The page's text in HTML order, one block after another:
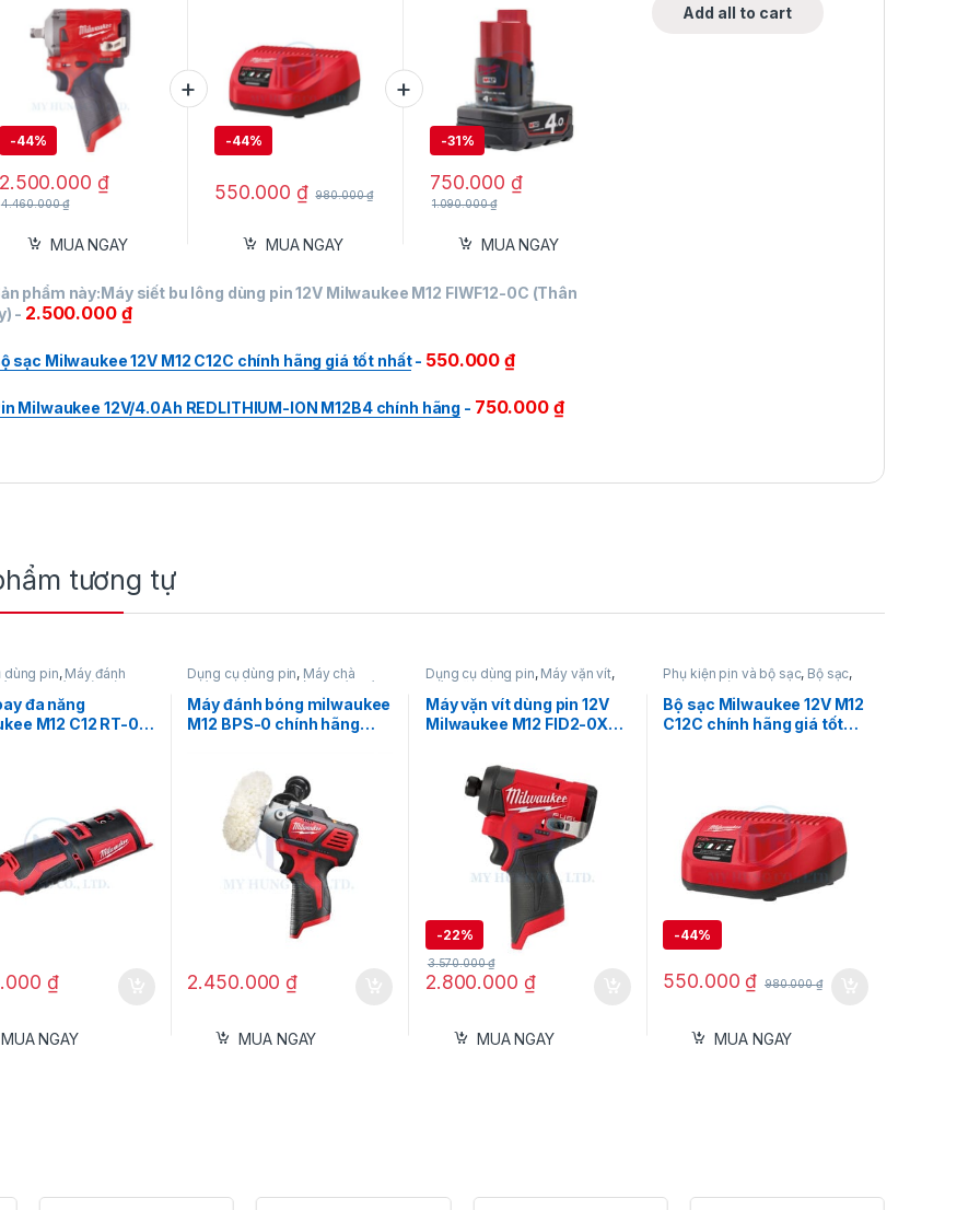
FIWF12-0C (Thân
máy)
-44%
2.500.000 ₫
4.460.000₫
MUA NGAY
-44%
550.000 ₫ 980.000₫
MUA NGAY
M12B4 chính hãng
-31%
750.000 ₫
1.090.000₫
MUA NGAY
phẩm này:Máy siết bu lông dùng pin 12V Milwaukee M12 FIWF12-0C (Thân
- 2.500.000 ₫
sạc Milwaukee 12V M12 C12C chính hãng giá tốt nhất- 550.000 ₫
Milwaukee 12V/4.0Ah REDLITHIUM-ION M12B4 chính hãng - 750.000 ₫
Add all to cart
tương tự
dùng pin, Máy đánh
mài
Máy mài dùng
mài thẳng
đa năng
M12 C12 RT-0 –
₫
MUA NGAY
Dụng cụ dùng pin, Máy chà
nhám
Máy đánh bóng,
Máy đánh
bóng gỗ,Máy đánh bóng inox,
Máy đánh bóng ô tô ,Milwaukee
Máy đánh bóng milwaukee
M12 BPS-0 chính hãng
2.450.000 ₫
MUA NGAY
Dụng cụ dùng pin, Máy vặn vít,
Máy vặn vít dùng pin 12V
Milwaukee
Máy vặn vít dùng pin 12V
Milwaukee M12 FID2-0X
-22%
2.800.000 ₫
3.570.000₫
MUA NGAY
Phụ kiện pin và bộ sạc, Bộ sạc,
Dụng cụ dùng pin
Milwaukee
Bộ sạc Milwaukee 12V M12
C12C chính hãng giá tốt
-44%
550.000 ₫ 980.000₫
MUA NGAY